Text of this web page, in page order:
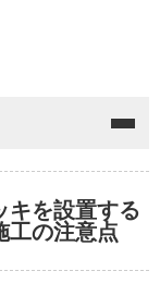
メニ
キを設置する
工の注意点